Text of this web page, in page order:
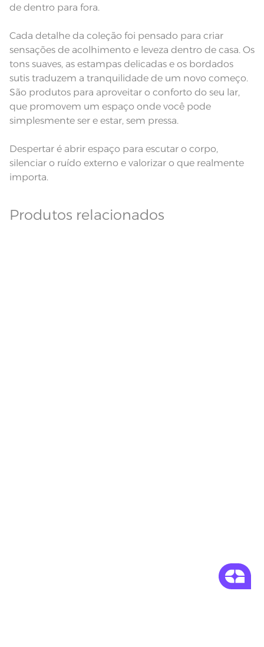
de dentro para fora.
Cada detalhe da coleção foi pensado para criar
sensações de acolhimento e leveza dentro de casa. Os
tons suaves, as estampas delicadas e os bordados
sutis traduzem a tranquilidade de um novo começo.
São produtos para aproveitar o conforto do seu lar,
que promovem um espaço onde você pode
simplesmente ser e estar, sem pressa.
Despertar é abrir espaço para escutar o corpo,
silenciar o ruído externo e valorizar o que realmente
importa.
Produtos relacionados